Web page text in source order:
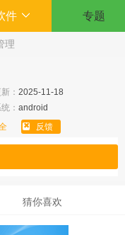
件 专题
理
： 2025-11-18
： android
反馈
猜你喜欢